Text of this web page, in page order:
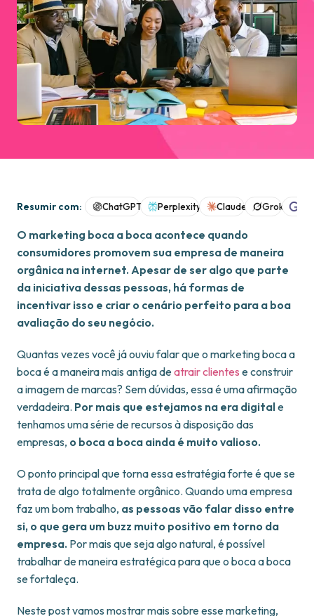
Resumir com: ChatGPT Perplexity Claude Grok
O marketing boca a boca acontece quando
consumidores promovem sua empresa de maneira
orgânica na internet. Apesar de ser algo que parte
da iniciativa dessas pessoas, há formas de
incentivar isso e criar o cenário perfeito para a boa
avaliação do seu negócio.
Quantas vezes você já ouviu falar que o marketing boca a
boca é a maneira mais antiga deatrair clientes e construir
a imagem de marcas? Sem dúvidas, essa é uma afirmação
verdadeira. Por mais que estejamos na era digitale
tenhamos uma série de recursos à disposição das
empresas, o boca a boca ainda é muito valioso.
O ponto principal que torna essa estratégia forte é que se
trata de algo totalmente orgânico. Quando uma empresa
faz um bom trabalho, as pessoas vão falar disso entre
si, o que gera um buzz muito positivo em torno da
empresa. Por mais que seja algo natural, é possível
trabalhar de maneira estratégica para que o boca a boca
se fortaleça.
Neste post vamos mostrar mais sobre esse marketing,